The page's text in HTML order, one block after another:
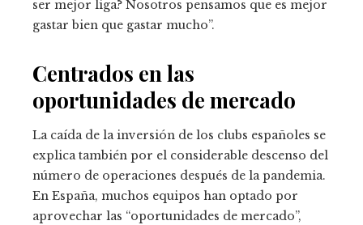
ser mejor liga? Nosotros pensamos que es mejor
gastar bien que gastar mucho”.
Centrados en las
oportunidades de mercado
La caída de la inversión de los clubs españoles se
explica también por el considerable descenso del
número de operaciones después de la pandemia.
En España, muchos equipos han optado por
aprovechar las “oportunidades de mercado”,